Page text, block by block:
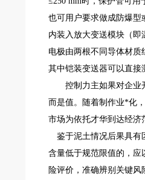
也可用户要求做成防爆型
内装入放大变送模块（即
电极由两根不同导体材
其中铠装变送器可以直接
控制力主如果对企业开
而是值。随着制作业*化
市场为依托才华到达经济
鉴于泥土情况后果具有
含量低于规范限值的，应
险评价，准确辨别关键